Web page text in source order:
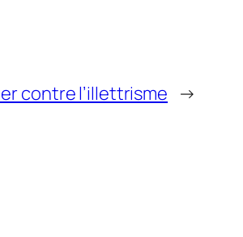
contre l’illettrisme →